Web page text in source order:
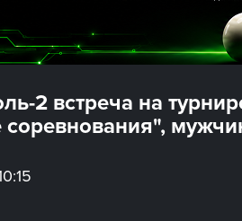
2 встреча на